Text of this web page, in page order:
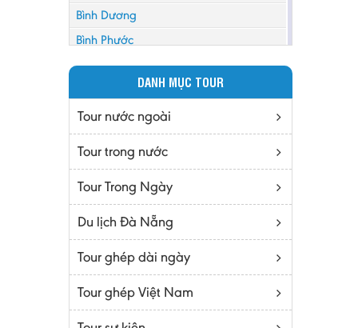
Bình Dương
Bình Phước
Bình Thuận
Bắc Giang
Bắc Ninh
Bến Tre
Cà mau
Cao Bằng
Daknông
Đồng Nai
Đồng Tháp
DANH MỤC TOUR
Tour nước ngoài
Tour trong nước
Tour Trong Ngày
Du lịch Đà Nẵng
Tour ghép dài ngày
Tour ghép Việt Nam